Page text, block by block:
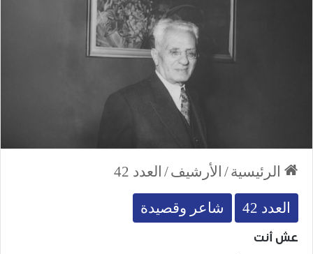
الرئيسية/ الأرشيف/ العدد 42
العدد 42 شاعر وقصيدة
عش أنت